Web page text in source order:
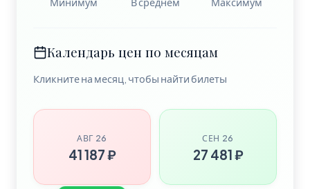
Календарь цен по месяцам
Кликните на месяц, чтобы найти билеты
АВГ 26
41 187 ₽
СЕН 26
27 481 ₽